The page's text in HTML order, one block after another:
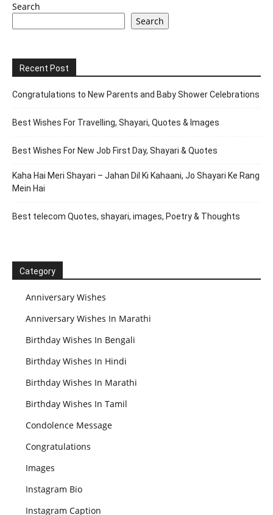
Search
Search
Recent Post
Congratulations to New Parents and Baby Shower Celebrations
Best Wishes For Travelling, Shayari, Quotes & Images
Best Wishes For New Job First Day, Shayari & Quotes
Kaha Hai Meri Shayari – Jahan Dil Ki Kahaani, Jo Shayari Ke Rang
Mein Hai
Best telecom Quotes, shayari, images, Poetry & Thoughts
Category
Anniversary Wishes
Anniversary Wishes In Marathi
Birthday Wishes In Bengali
Birthday Wishes In Hindi
Birthday Wishes In Marathi
Birthday Wishes In Tamil
Condolence Message
Congratulations
Images
Instagram Bio
Instagram Caption